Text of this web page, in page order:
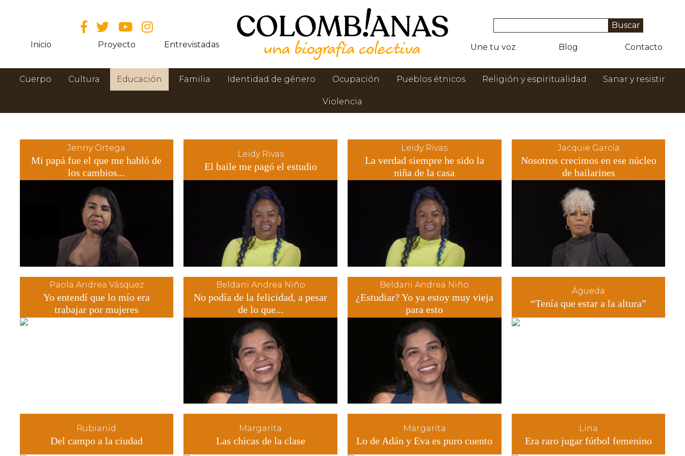
Inicio Proyecto Entrevistadas Une tu voz Blog Contacto
Cuerpo Cultura Educación Familia Identidad de género Ocupación Pueblos étnicos Religión y espiritualidad Sanar y resistir
Violencia
Jenny Ortega
Mi papá fue el que me habló de
los cambios...
Leidy Rivas
El baile me pagó el estudio
Leidy Rivas
La verdad siempre he sido la
niña de la casa
Jacquie García
Nosotros crecimos en ese núcleo
de bailarines
Paola Andrea Vásquez
Yo entendí que lo mío era
trabajar por mujeres
Beldani Andrea Niño
No podía de la felicidad, a pesar
de lo que...
Beldani Andrea Niño
¿Estudiar? Yo ya estoy muy vieja
para esto
Águeda
“Tenía que estar a la altura”
Rubianid
Del campo a la ciudad
Margarita
Las chicas de la clase
Margarita
Lo de Adán y Eva es puro cuento
Lina
Era raro jugar fútbol femenino